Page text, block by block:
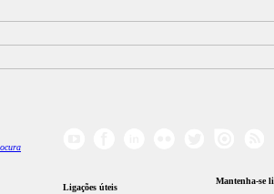
Ligações úteis
Mantenha-se